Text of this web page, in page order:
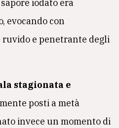
iodato era
evocando con
ruvido e penetrante degli
stagionata e
posti a metà
invece un momento di